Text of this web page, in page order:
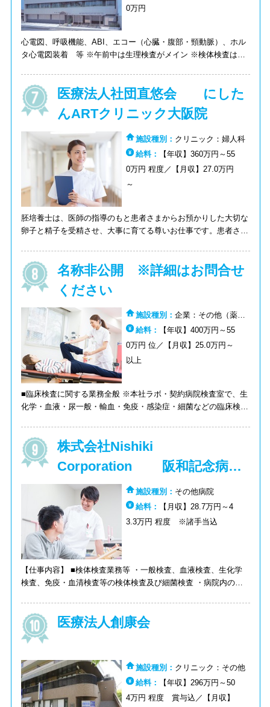
0万円
心電図、呼吸機能、ABI、エコー（心臓・腹部・頸動脈）、ホル
タ心電図装着 等 ※午前中は生理検査がメイン ※検体検査は、
医療法人社団直悠会 にした
んARTクリニック大阪院
施設種別： クリニック：婦人科
給料：
【年収】360万円～55
0万円 程度／【月収】27.0万円
～
胚培養士は、医師の指導のもと患者さまからお預かりした大切な
卵子と精子を受精させ、大事に育てる尊いお仕事です。患者さま
していきますので、ご安心ください。不妊に悩む患者さまのため
に、1歩ずつ着実にスキルアップしていきましょう。 【仕事内
容】 ■胚培養士業務全般 精液検査～体外受精、顕微授精を医師
の指導のもと行っていただきます。 また、当院では患者さまと
の面談の時間を設けており直接疑問や不安に寄り添っていただき
ます。 【勤務地】 全国から選べる！※転居を伴う転勤なし 新
宿、日本橋、品川、渋谷、横浜、大阪、京都、博多
名称非公開 ※詳細はお問合せ
ください
施設種別：企業：その他（薬剤
師）給料：
【年収】400万円～55
0万円 位／【月収】25.0万円～
以上
■臨床検査に関する業務全般 ※本社ラボ・契約病院検査室で、生
化学・血液・尿一般・輸血・免疫・感染症・細菌などの臨床検査
となります ※各部門は10～20名構成 ※現在検査技師の半数近く
が女性と、女性も活躍している職場です。積極的に育児、産前産
後休暇をとりながら長期的にご勤務されています。 【環境】各
部門に最新鋭の機器を導入。電子カルテや当社独自の検査データ
通信システムも開発し、ドクターや医療機関と各種通信回線を通
じて検査報告書をやりとりできる仕組みがあるなど、迅速かつ正
確さが求められる現場において、充実した設備・システムが揃っ
ています。
株式会社Nishiki
Corporation 阪和記念病院
内事業所
施設種別： その他病院
給料：
【月収】28.7万円～4
3.3万円 程度 ※諸手当込
【仕事内容】 ■検体検査業務等 ・一般検査、血液検査、生化学
検査、免疫・血清検査等の検体検査及び細菌検査 ・病院内の緊
医療法人創康会
施設種別： クリニック：その他
給料：
【年収】296万円～50
4万円 程度 賞与込／【月収】